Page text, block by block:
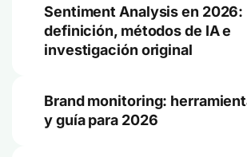
Sentiment Analysis en 2026:
definición, métodos de IA e
investigación original
Brand monitoring:
y guía para 2026